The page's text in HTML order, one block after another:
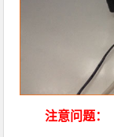
注意问题：